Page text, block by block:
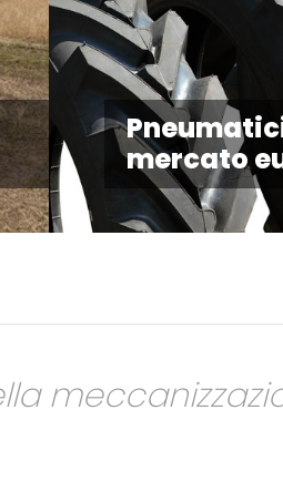
mercato